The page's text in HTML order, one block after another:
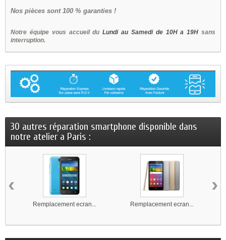
Nos pièces sont 100 % garanties !
Notre équipe vous accueil duLundi au Samedi de 10H a 19H sans
interruption.
30 autres réparation smartphone disponible dans
notre atelier a Paris :
Remplacement ecran... Remplacement ecran...
‹ ›